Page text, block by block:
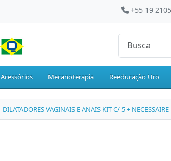
+55 19
Acessórios Mecanoterapia Reeducação Uro
DILATADORES VAGINAIS E ANAIS KIT C/ 5 +